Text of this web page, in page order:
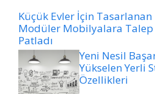
Küçük Evler İçin Tasarlanan
Modüler Mobilyalara Talep
Patladı
Yeni Nesil
Yükselen Yerli
Özellikleri